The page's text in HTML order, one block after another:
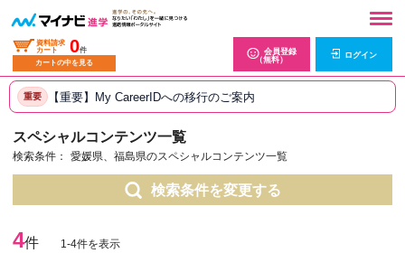
資料請求
カート
0件
カートの中を見る
会員登録
（無料）
ログイン
重要 【重要】My CareerIDへの移行のご案内
スペシャルコンテンツ一覧
検索条件： 愛媛県、福島県のスペシャルコンテンツ一覧
検索条件を変更する
4件 1-4件を表示